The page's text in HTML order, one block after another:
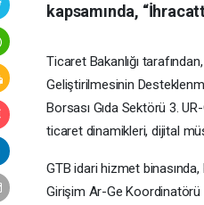
kapsamında,
Ticaret Bakanlığı
Geliştirilmesinin
Borsası Gıda Sektörü 3.
ticaret dinamikleri, dijital
GTB idari hizmet
Girişim Ar-Ge Koordinatörü